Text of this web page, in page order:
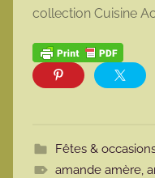
collection Cuisine
Fêtes &
amande amère,